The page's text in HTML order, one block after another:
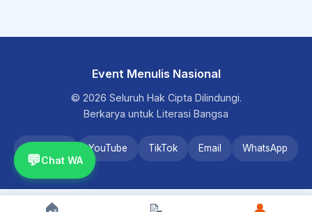
Event Menulis Nasional
© 2026 Seluruh Hak Cipta Dilindungi.
Berkarya untuk Literasi Bangsa
YouTube TikTok Email WhatsApp
💬Chat WA